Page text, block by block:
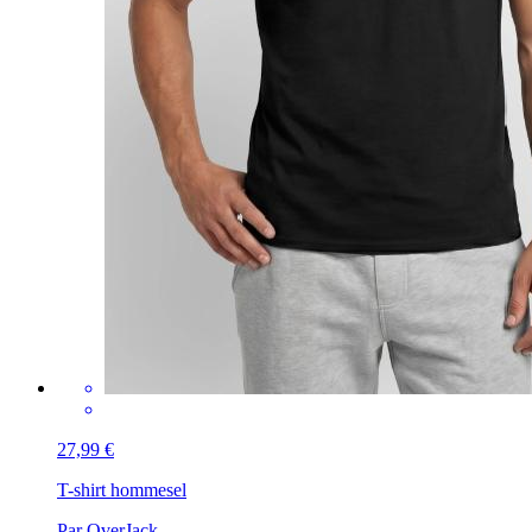
27,99 €
T-shirt hommesel